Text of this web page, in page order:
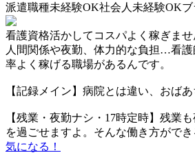
派遣職種未経験OK社会人未経験OK
看護資格活かしてコスパよく稼ぎませ
人間関係や夜勤、体力的な負担…看
率よく稼げる職場があるんです。
【記録メイン】病院とは違い、おば
【残業・夜勤ナシ・17時定時】残業
を過ごせますよ。そんな働き方がで
気になる！